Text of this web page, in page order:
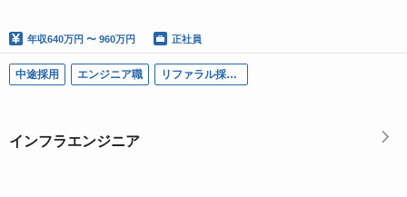
年収640万円 〜 960万円 正社員
中途採用 エンジニア職 リファラル採用可
インフラエンジニア